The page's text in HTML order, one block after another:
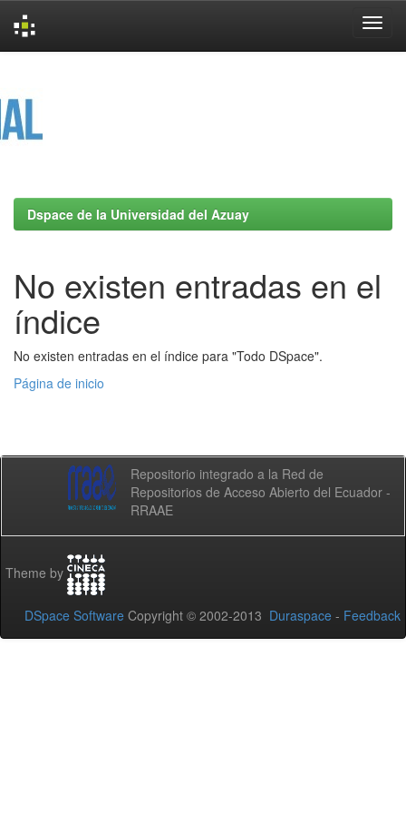
Dspace de la Universidad del Azuay
No existen entradas en el
índice
No existen entradas en el índice para "Todo DSpace".
Página de inicio
Repositorio integrado a la Red de
Repositorios de Acceso Abierto del Ecuador -
RRAAE
Theme by
DSpace Software Copyright © 2002-2013 Duraspace - Feedback